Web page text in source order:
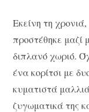
Εκείνη τη
προστέθηκε μαζί
διπλανό χωριό.
ένα κορίτσι με
κυματιστά
ζυγωματικά της